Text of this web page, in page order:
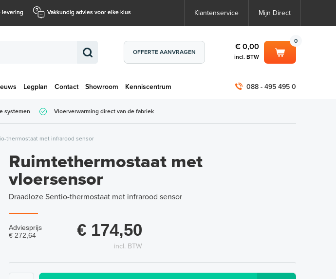
levering Vakkundig advies voor elke klus Klantenservice Mijn Direct
OFFERTE AANVRAGEN
0
€ 0,00
incl. BTW
Legplan Contact Showroom Kenniscentrum
€ 0,00 088 - 495 495 0
systemen Vloerverwarming direct van de fabriek
thermostaat met infrarood sensor
Ruimtethermostaat met
vloersensor
Draadloze Sentio-thermostaat met infrarood sensor
Adviesprijs
€ 272,64
€ 174,50
incl. BTW